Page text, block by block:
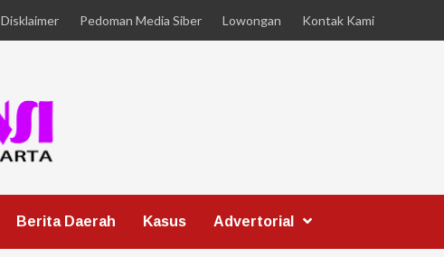
Disklaimer Pedoman Media Siber Lowongan Kontak Kami
Berita Daerah Kasus Advertorial